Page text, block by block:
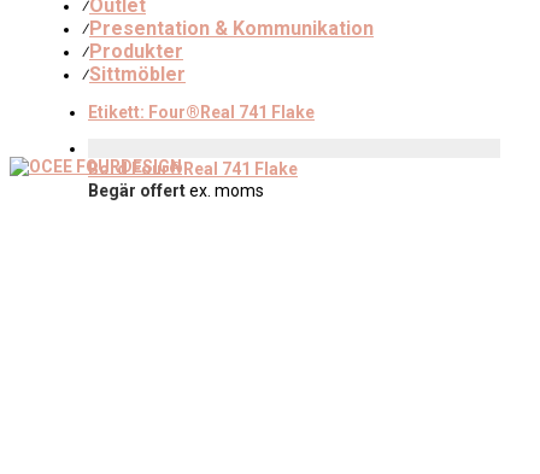
⁄Outlet
⁄Presentation & Kommunikation
⁄Produkter
⁄Sittmöbler
Etikett: Four®Real 741 Flake
Bord Four®Real 741 Flake
Begär offertex. moms